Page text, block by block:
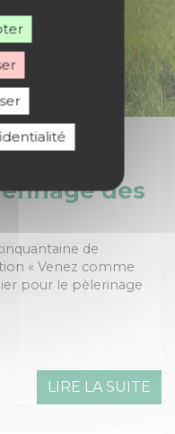
des
de
« Venez comme
pour le pèlerinage
LIRE LA SUITE